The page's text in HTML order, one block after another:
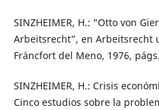
SINZHEIMER, H.: “Otto von
Arbeitsrecht”, en Arbeitsrecht
Fráncfort del Meno, 1976,
SINZHEIMER, H.: Crisis
Cinco estudios sobre la